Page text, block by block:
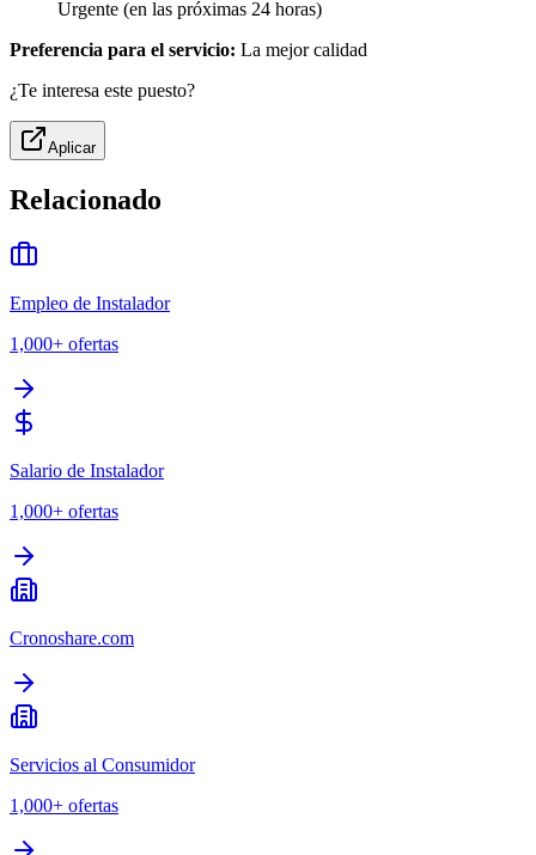
Urgente (en las próximas 24 horas)
Preferencia para el servicio: La mejor calidad
¿Te interesa este puesto?
Aplicar
Relacionado
Empleo de Instalador
1,000+ ofertas
Salario de Instalador
1,000+ ofertas
Cronoshare.com
Servicios al Consumidor
1,000+ ofertas